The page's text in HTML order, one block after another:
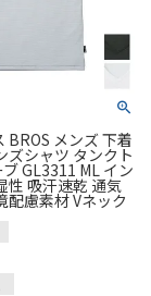
BROS メンズ 下着
ズシャツ タンクト
GL3311 ML イン
性 吸汗速乾 通気
配慮素材 Vネック